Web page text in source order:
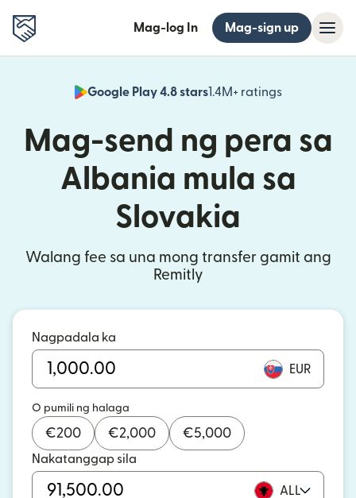
Mag-log In Mag-sign up
Google Play 4.8 stars1.4M+ ratings
(bubukas
Mag-send ng pera sa
Albania mula sa
Slovakia
Walang fee sa una mong transfer gamit ang
Remitly
Nagpadala ka
EUR
O pumili ng halaga
€200 €2,000 €5,000
Nakatanggap sila
ALL